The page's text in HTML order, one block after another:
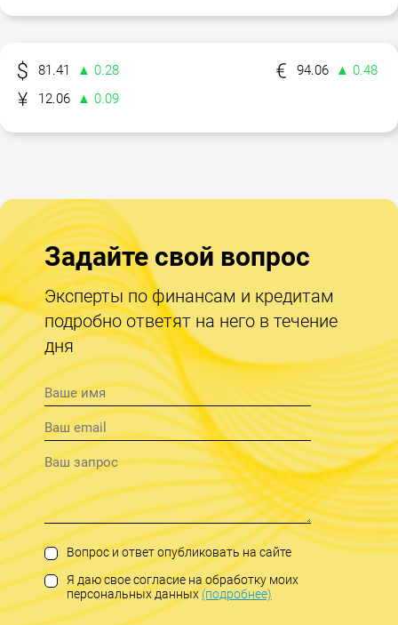
81.41 ▲ 0.28 94.06
▲ 0.48
12.06
▲ 0.09
Задайте свой вопрос
Эксперты по финансам и кредитам
подробно ответят на него в течение
дня
Вопрос и ответ опубликовать на сайте
Я даю свое согласие на обработку моих
персональных данных(подробнее)